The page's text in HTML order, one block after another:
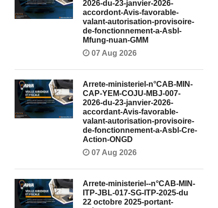
2026-du-23-janvier-2026-
accordont-Avis-favorable-
valant-autorisation-provisoire-
de-fonctionnement-a-Asbl-
Mfung-nuan-GMM
07 Aug 2026
Arrete-ministeriel-n°CAB-MIN-
CAP-YEM-COJU-MBJ-007-
2026-du-23-janvier-2026-
accordant-Avis-favorable-
valant-autorisation-provisoire-
de-fonctionnement-a-Asbl-Cre-
Action-ONGD
07 Aug 2026
Arrete-ministeriel--n°CAB-MIN-
ITP-JBL-017-SG-ITP-2025-du
22 octobre 2025-portant-